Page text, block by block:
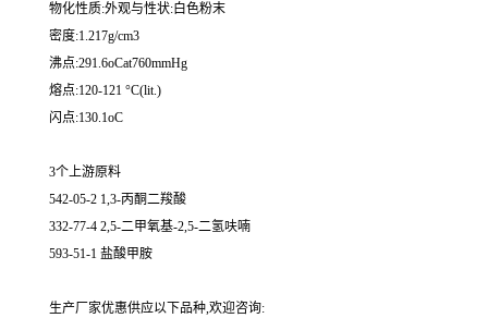
物化性质:外观与性状:白色粉末
密度:1.217g/cm3
沸点:291.6oCat760mmHg
熔点:120-121 °C(lit.)
闪点:130.1oC
3个上游原料
542-05-2 1,3-丙酮二羧酸
332-77-4 2,5-二甲氧基-2,5-二氢呋喃
593-51-1 盐酸甲胺
生产厂家优惠供应以下品种,欢迎咨询: